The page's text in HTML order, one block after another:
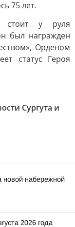
75 лет.
стоит у руля
был награжден
Орденом
статус Героя
Сургута и
новой набережной
2026 года